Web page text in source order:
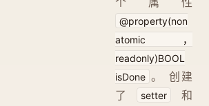
@property(non
atomic，
readonly)BOOL
isDone 。 创建
了
setter 和